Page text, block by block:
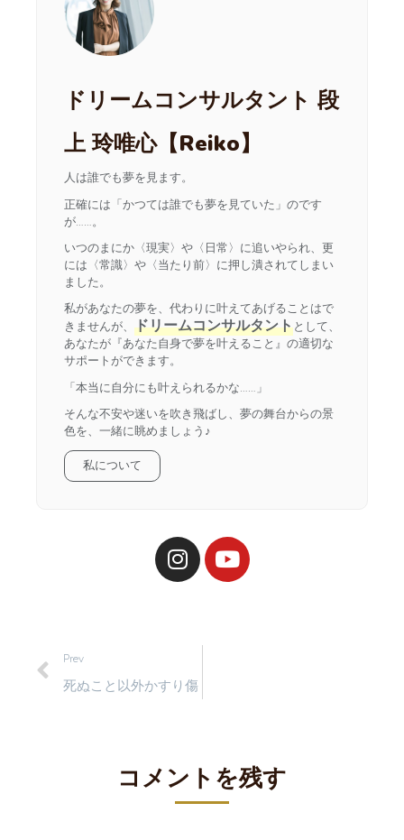
ドリームコンサルタント 段
上 玲唯心【Reiko】
人は誰でも夢を見ます。
正確には「かつては誰でも夢を見ていた」のです
が……。
いつのまにか〈現実〉や〈日常〉に追いやられ、更
には〈常識〉や〈当たり前〉に押し潰されてしまい
ました。
私があなたの夢を、代わりに叶えてあげることはで
きませんが、 ドリームコンサルタントとして、
あなたが『あなた自身で夢を叶えること』の適切な
サポートができます。
「本当に自分にも叶えられるかな……」
そんな不安や迷いを吹き飛ばし、夢の舞台からの景
色を、一緒に眺めましょう♪
私について
Prev
死ぬこと以外かすり傷
コメントを残す